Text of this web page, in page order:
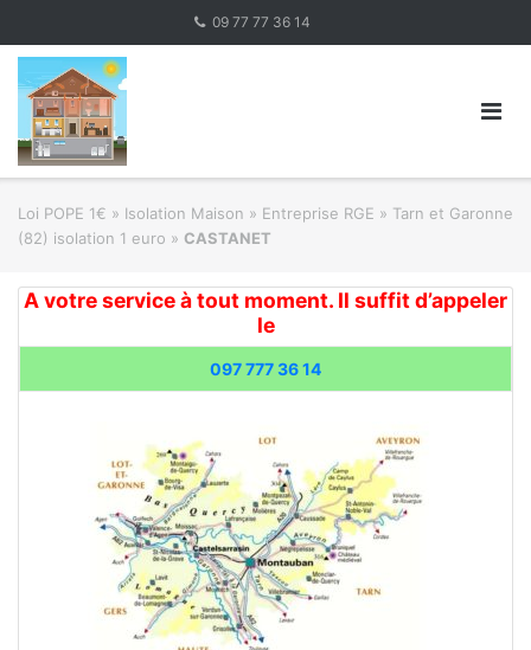
content
09 77 77 36 14
Loi POPE 1€ » Isolation Maison » Entreprise RGE » Tarn et Garonne
(82) isolation 1 euro » CASTANET
A votre service à tout moment. Il suffit d’appeler
le
097 777 36 14